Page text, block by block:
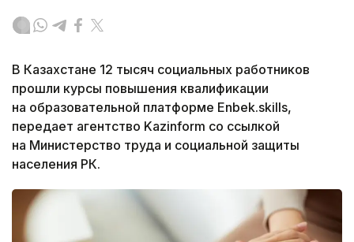
В Казахстане 12 тысяч социальных работников
прошли курсы повышения квалификации
на образовательной платформе Enbek.skills,
передает агентство Kazinform со ссылкой
на Министерство труда и социальной защиты
населения РК.